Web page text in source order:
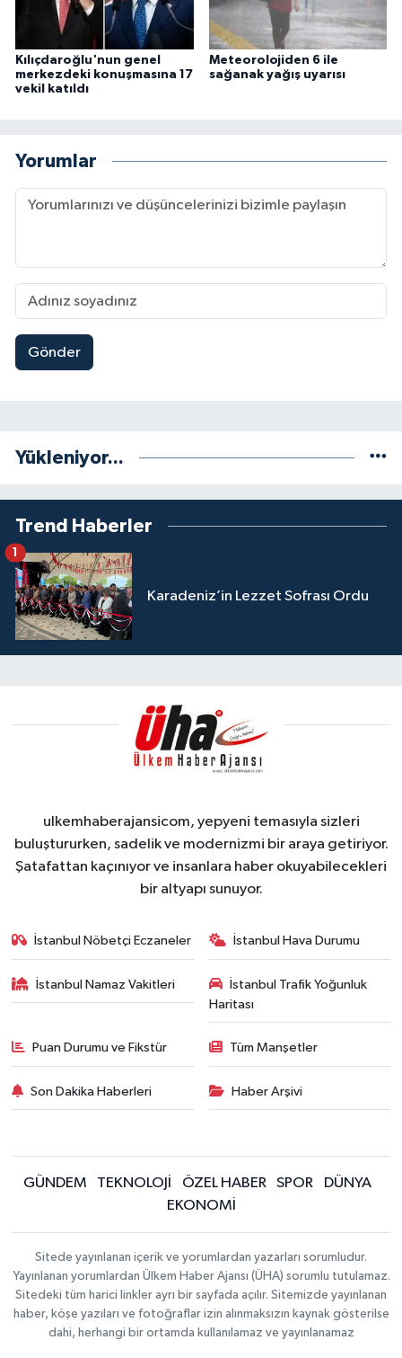
Kılıçdaroğlu'nun genel
merkezdeki konuşmasına 17
vekil katıldı
Meteorolojiden 6 ile
sağanak yağış uyarısı
Yorumlar
Gönder
Yükleniyor...
Trend Haberler
Karadeniz’in Lezzet Sofrası Ordu
1
ulkemhaberajansicom, yepyeni temasıyla sizleri
buluştururken, sadelik ve modernizmi bir araya getiriyor.
Şatafattan kaçınıyor ve insanlara haber okuyabilecekleri
bir altyapı sunuyor.
İstanbul Nöbetçi Eczaneler İstanbul Hava Durumu
İstanbul Namaz Vakitleri
İstanbul Trafik Yoğunluk
Haritası
Puan Durumu ve Fikstür Tüm Manşetler
Son Dakika Haberleri Haber Arşivi
GÜNDEM TEKNOLOJİ ÖZEL HABER SPOR
DÜNYA
EKONOMİ
Sitede yayınlanan içerik ve yorumlardan yazarları sorumludur.
Yayınlanan yorumlardan Ülkem Haber Ajansı (ÜHA) sorumlu tutulamaz.
Sitedeki tüm harici linkler ayrı bir sayfada açılır. Sitemizde yayınlanan
haber, köşe yazıları ve fotoğraflar izin alınmaksızın kaynak gösterilse
dahi, herhangi bir ortamda kullanılamaz ve yayınlanamaz